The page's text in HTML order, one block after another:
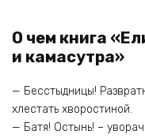
О чем книга
и камасутра»
— Бесстыдницы!
хлестать хворостиной.
— Батя! Остынь! –